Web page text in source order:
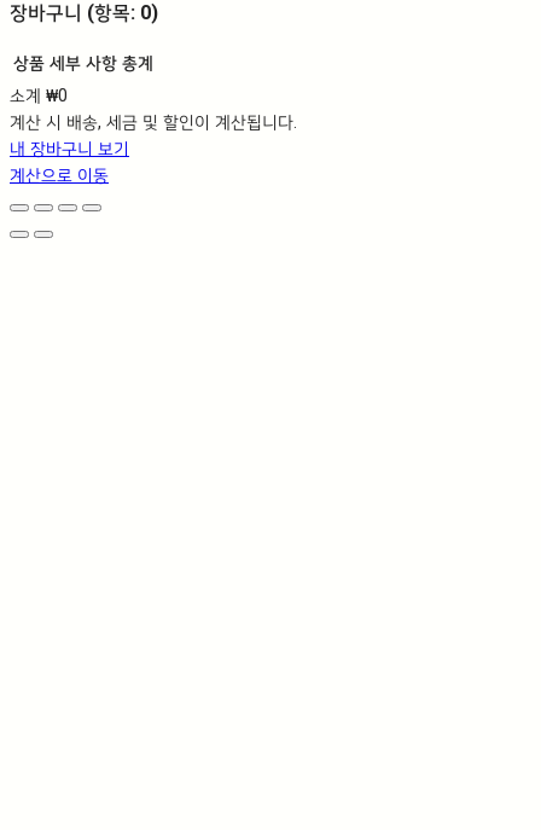
장바구니 (항목: 0)
장
바
구
니
에
상품 세부 사항 총계
소계 ₩0
계산 시 배송, 세금 및 할인이 계산됩니다.
내 장바구니 보기
계산으로 이동